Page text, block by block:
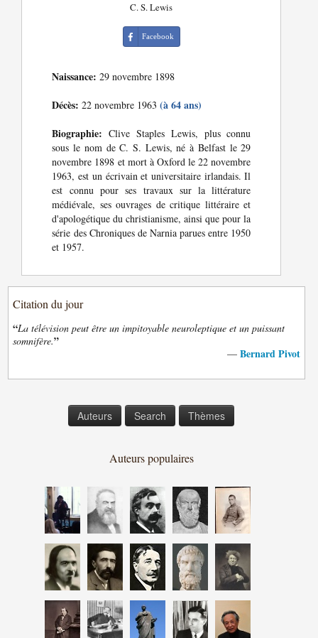
C. S. Lewis
Facebook
Naissance: 29 novembre 1898
Décès: 22 novembre 1963(à 64 ans)
Biographie: Clive Staples Lewis, plus connu
sous le nom de C. S. Lewis, né à Belfast le 29
novembre 1898 et mort à Oxford le 22 novembre
1963, est un écrivain et universitaire irlandais. Il
est connu pour ses travaux sur la littérature
médiévale, ses ouvrages de critique littéraire et
d'apologétique du christianisme, ainsi que pour la
série des Chroniques de Narnia parues entre 1950
et 1957.
Citation du jour
“La télévision peut être un impitoyable neuroleptique et un puissant
somnifère.”
— Bernard Pivot
Auteurs Search Thèmes
Auteurs populaires